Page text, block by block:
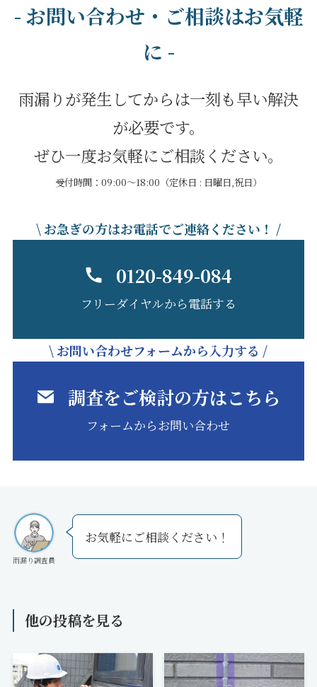
- お問い合わせ・ご相談はお気軽
に -
雨漏りが発生してからは一刻も早い解決
が必要です。
ぜひ一度お気軽にご相談ください。
受付時間：09:00～18:00（定休日 : 日曜日,祝日）
\ お急ぎの方はお電話でご連絡ください！ /
0120-849-084
フリーダイヤルから電話する
\ お問い合わせフォームから入力する /
調査をご検討の方はこちら
フォームからお問い合わせ
雨漏り調査員
お気軽にご相談ください！
他の投稿を見る